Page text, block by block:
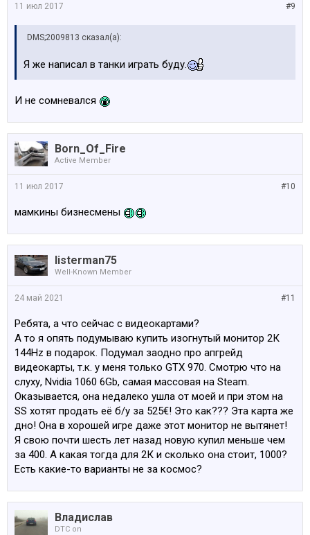
#9
11 июл 2017
DMS;2009813 сказал(а):
Я же написал в танки играть буду.
И не сомневался
Born_Of_Fire
Active Member
#10
11 июл 2017
мамкины бизнесмены
listerman75
Well-Known Member
#11
24 май 2021
Ребята, а что сейчас с видеокартами?
А то я опять подумываю купить изогнутый монитор 2К
144Hz в подарок. Подумал заодно про апгрейд
видеокарты, т.к. у меня только GTX 970. Смотрю что на
слуху, Nvidia 1060 6Gb, самая массовая на Steam.
Оказывается, она недалеко ушла от моей и при этом на
SS хотят продать её б/у за 525€! Это как??? Эта карта же
дно! Она в хорошей игре даже этот монитор не вытянет!
Я свою почти шесть лет назад новую купил меньше чем
за 400. А какая тогда для 2К и сколько она стоит, 1000?
Есть какие-то варианты не за космос?
Владислав
DTC on